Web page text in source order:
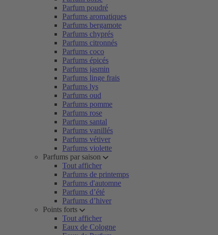
Parfum poudré
Parfums aromatiques
Parfums bergamote
Parfums chyprés
Parfums citronnés
Parfums coco
Parfums épicés
Parfums jasmin
Parfums linge frais
Parfums lys
Parfums oud
Parfums pomme
Parfums rose
Parfums santal
Parfums vanillés
Parfums vétiver
Parfums violette
Parfums par saison
Tout afficher
Parfums de printemps
Parfums d'automne
Parfums d’été
Parfums d’hiver
Points forts
Tout afficher
Eaux de Cologne